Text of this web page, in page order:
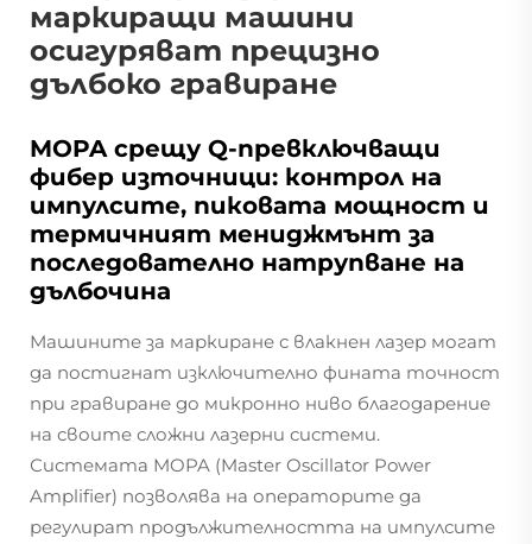
маркиращи машини
осигуряват прецизно
дълбоко гравиране
MOPA срещу Q-превключващи
фибер източници: контрол на
импулсите, пиковата мощност и
термичният мениджмънт за
последователно натрупване на
дълбочина
Машините за маркиране с влакнен лазер могат
да постигнат изключително фината точност
при гравиране до микронно ниво благодарение
на своите сложни лазерни системи.
Системата MOPA (Master Oscillator Power
Amplifier) позволява на операторите да
регулират продължителността на импулсите